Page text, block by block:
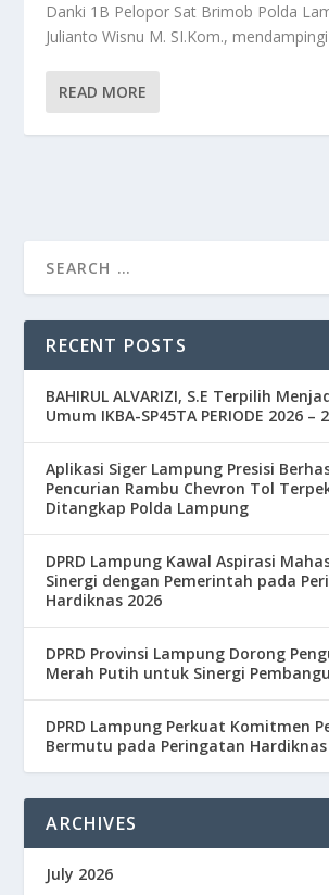
Danki 1B Pelopor Sat Brimob Polda
Julianto Wisnu M. SI.Kom.,
READ MORE
RECENT POSTS
BAHIRUL ALVARIZI, S.E Terpilih
Umum IKBA-SP45TA PERIODE 2026 –
Aplikasi Siger Lampung Presisi
Pencurian Rambu Chevron Tol
Ditangkap Polda Lampung
DPRD Lampung Kawal Aspirasi
Sinergi dengan Pemerintah pada
Hardiknas 2026
DPRD Provinsi Lampung Dorong
Merah Putih untuk Sinergi
DPRD Lampung Perkuat Komitmen
Bermutu pada Peringatan Hardiknas
ARCHIVES
July 2026